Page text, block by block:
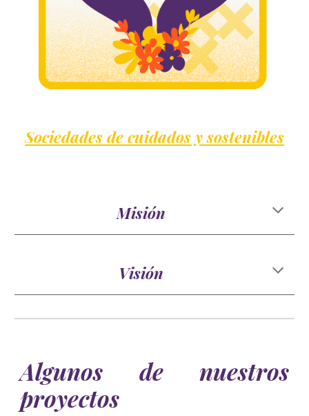
Sociedades de cuidados y sostenibles
Misión
Visión
Algunos de nuestros
proyectos